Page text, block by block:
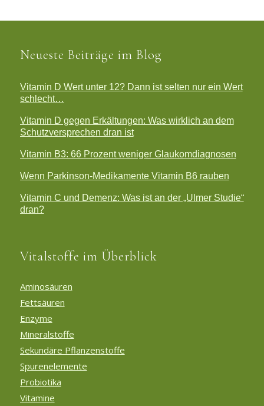
Neueste Beiträge im Blog
Vitamin D Wert unter 12? Dann ist selten nur ein Wert
schlecht…
Vitamin D gegen Erkältungen: Was wirklich an dem
Schutzversprechen dran ist
Vitamin B3: 66 Prozent weniger Glaukomdiagnosen
Wenn Parkinson-Medikamente Vitamin B6 rauben
Vitamin C und Demenz: Was ist an der „Ulmer Studie“
dran?
Vitalstoffe im Überblick
Aminosäuren
Fettsäuren
Enzyme
Mineralstoffe
Sekundäre Pflanzenstoffe
Spurenelemente
Probiotika
Vitamine